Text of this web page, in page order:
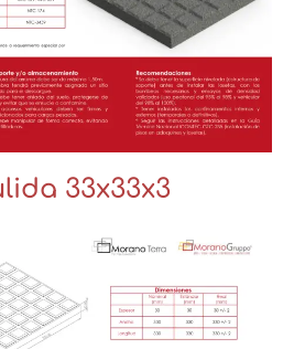
33x33x3